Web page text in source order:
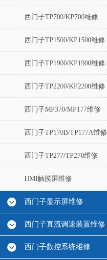
西门子TP700/KP700维修
西门子TP1500/KP1500维修
西门子TP1900/KP1900维修
西门子TP2200/KP2200维修
西门子MP370/MP177维修
西门子TP170B/TP177A维修
西门子TP277/TP270维修
HMI触摸屏维修
西门子显示屏维修
西门子直流调速装置维修
西门子数控系统维修